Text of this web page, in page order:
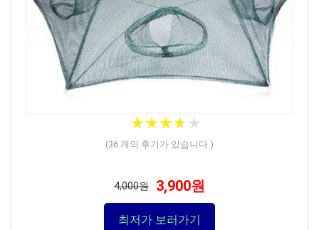
★★★★ ★
★★★★ ★
(36 개의 후기가 있습니다.)
4,000원 3,900원
최저가 보러가기